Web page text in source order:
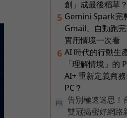
創」成最後稻草？
5 Gemini Spark完
Gmail、自動跑
實用情境一次看
6 AI 時代的行動生
「理解情境」的
AI+ 重新定義商
PC？
PR
告別極速迷思！
雙冠揭密好網路